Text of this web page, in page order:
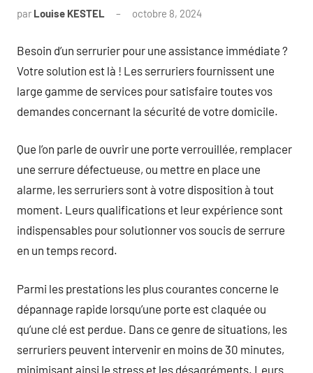
par Louise KESTEL octobre 8, 2024
Besoin d’un serrurier pour une assistance immédiate ?
Votre solution est là ! Les serruriers fournissent une
large gamme de services pour satisfaire toutes vos
demandes concernant la sécurité de votre domicile.
Que l’on parle de ouvrir une porte verrouillée, remplacer
une serrure défectueuse, ou mettre en place une
alarme, les serruriers sont à votre disposition à tout
moment. Leurs qualifications et leur expérience sont
indispensables pour solutionner vos soucis de serrure
en un temps record.
Parmi les prestations les plus courantes concerne le
dépannage rapide lorsqu’une porte est claquée ou
qu’une clé est perdue. Dans ce genre de situations, les
serruriers peuvent intervenir en moins de 30 minutes,
minimisant ainsi le stress et les désagréments. Leurs